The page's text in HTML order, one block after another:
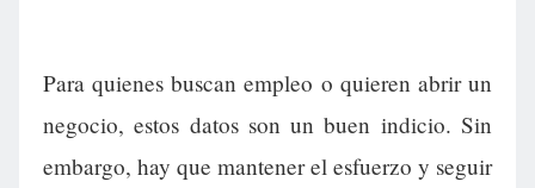
Para quienes buscan empleo o quieren abrir un
negocio, estos datos son un buen indicio. Sin
embargo, hay que mantener el esfuerzo y seguir